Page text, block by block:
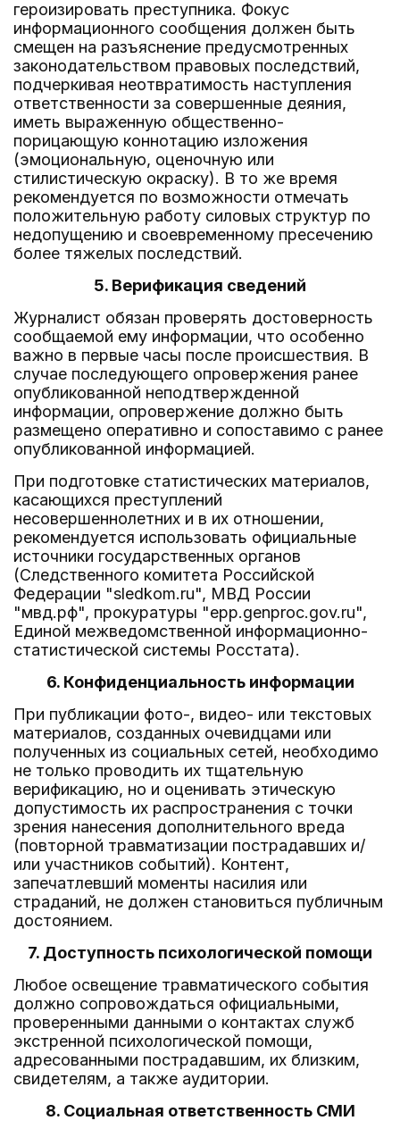
героизировать преступника. Фокус
информационного сообщения должен быть
смещен на разъяснение предусмотренных
законодательством правовых последствий,
подчеркивая неотвратимость наступления
ответственности за совершенные деяния,
иметь выраженную общественно-
порицающую коннотацию изложения
(эмоциональную, оценочную или
стилистическую окраску). В то же время
рекомендуется по возможности отмечать
положительную работу силовых структур по
недопущению и своевременному пресечению
более тяжелых последствий.
5. Верификация сведений
Журналист обязан проверять достоверность
сообщаемой ему информации, что особенно
важно в первые часы после происшествия. В
случае последующего опровержения ранее
опубликованной неподтвержденной
информации, опровержение должно быть
размещено оперативно и сопоставимо с ранее
опубликованной информацией.
При подготовке статистических материалов,
касающихся преступлений
несовершеннолетних и в их отношении,
рекомендуется использовать официальные
источники государственных органов
(Следственного комитета Российской
Федерации "sledkom.ru", МВД России
"мвд.рф", прокуратуры "epp.genproc.gov.ru",
Единой межведомственной информационно-
статистической системы Росстата).
6. Конфиденциальность информации
При публикации фото-, видео- или текстовых
материалов, созданных очевидцами или
полученных из социальных сетей, необходимо
не только проводить их тщательную
верификацию, но и оценивать этическую
допустимость их распространения с точки
зрения нанесения дополнительного вреда
(повторной травматизации пострадавших и/
или участников событий). Контент,
запечатлевший моменты насилия или
страданий, не должен становиться публичным
достоянием.
7. Доступность психологической помощи
Любое освещение травматического события
должно сопровождаться официальными,
проверенными данными о контактах служб
экстренной психологической помощи,
адресованными пострадавшим, их близким,
свидетелям, а также аудитории.
8. Социальная ответственность СМИ